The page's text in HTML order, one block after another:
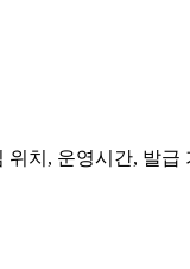
치, 운영시간, 발